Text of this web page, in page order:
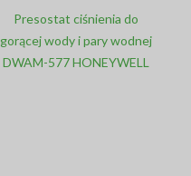
Presostat ciśnienia do
gorącej wody i pary wodnej
DWAM-577 HONEYWELL